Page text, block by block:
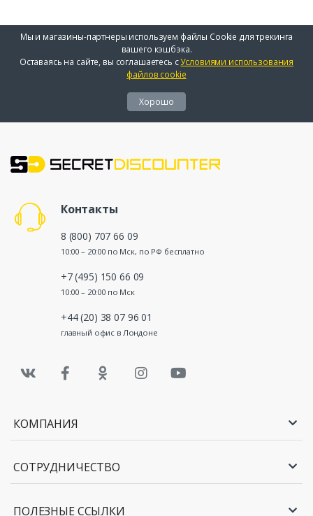
Мы и магазины-партнеры используем файлы Cookie для трекинга
вашего кэшбэка.
Оставаясь на сайте, вы соглашаетесь сУсловиями использования
файлов cookie
Хорошо
Контакты
8 (800) 707 66 09
10:00 – 20:00 по Мск, по РФ бесплатно
+7 (495) 150 66 09
10:00 – 20:00 по Мск
+44 (20) 38 07 96 01
главный офис в Лондоне
КОМПАНИЯ
СОТРУДНИЧЕСТВО
ПОЛЕЗНЫЕ ССЫЛКИ